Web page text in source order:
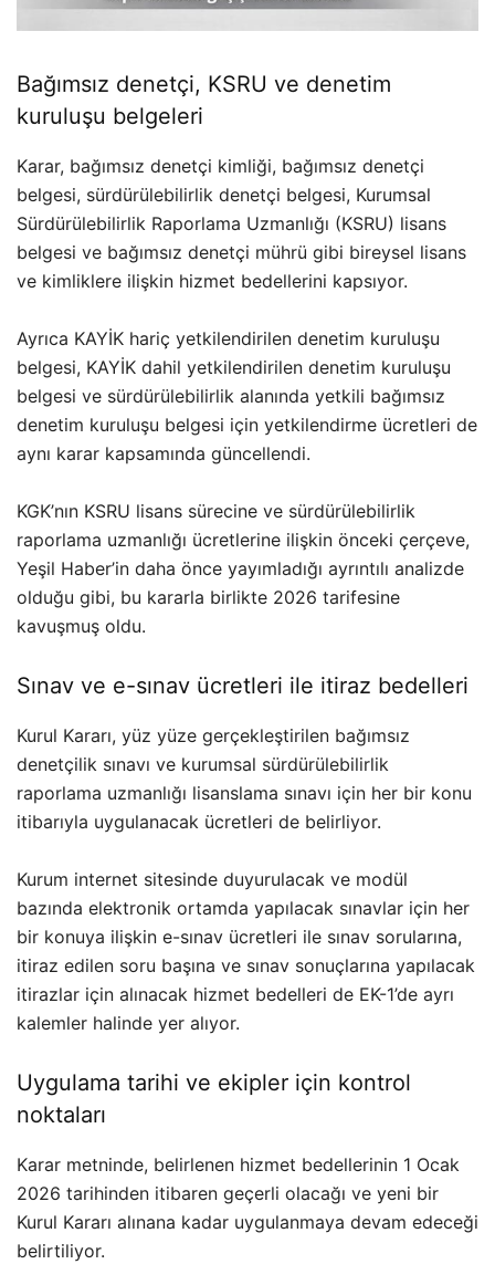
Bağımsız denetçi, KSRU ve denetim
kuruluşu belgeleri
Karar, bağımsız denetçi kimliği, bağımsız denetçi
belgesi, sürdürülebilirlik denetçi belgesi, Kurumsal
Sürdürülebilirlik Raporlama Uzmanlığı (KSRU) lisans
belgesi ve bağımsız denetçi mührü gibi bireysel lisans
ve kimliklere ilişkin hizmet bedellerini kapsıyor.
Ayrıca KAYİK hariç yetkilendirilen denetim kuruluşu
belgesi, KAYİK dahil yetkilendirilen denetim kuruluşu
belgesi ve sürdürülebilirlik alanında yetkili bağımsız
denetim kuruluşu belgesi için yetkilendirme ücretleri de
aynı karar kapsamında güncellendi.
KGK’nın KSRU lisans sürecine ve sürdürülebilirlik
raporlama uzmanlığı ücretlerine ilişkin önceki çerçeve,
Yeşil Haber’in daha önce yayımladığı ayrıntılı analizde
olduğu gibi, bu kararla birlikte 2026 tarifesine
kavuşmuş oldu.
Sınav ve e-sınav ücretleri ile itiraz bedelleri
Kurul Kararı, yüz yüze gerçekleştirilen bağımsız
denetçilik sınavı ve kurumsal sürdürülebilirlik
raporlama uzmanlığı lisanslama sınavı için her bir konu
itibarıyla uygulanacak ücretleri de belirliyor.
Kurum internet sitesinde duyurulacak ve modül
bazında elektronik ortamda yapılacak sınavlar için her
bir konuya ilişkin e-sınav ücretleri ile sınav sorularına,
itiraz edilen soru başına ve sınav sonuçlarına yapılacak
itirazlar için alınacak hizmet bedelleri de EK-1’de ayrı
kalemler halinde yer alıyor.
Uygulama tarihi ve ekipler için kontrol
noktaları
Karar metninde, belirlenen hizmet bedellerinin 1 Ocak
2026 tarihinden itibaren geçerli olacağı ve yeni bir
Kurul Kararı alınana kadar uygulanmaya devam edeceği
belirtiliyor.